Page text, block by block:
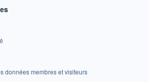
données membres et visiteurs